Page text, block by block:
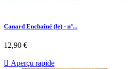
Canard Enchaîné (le) - n°...
Prix
12,90 €
 Aperçu rapide